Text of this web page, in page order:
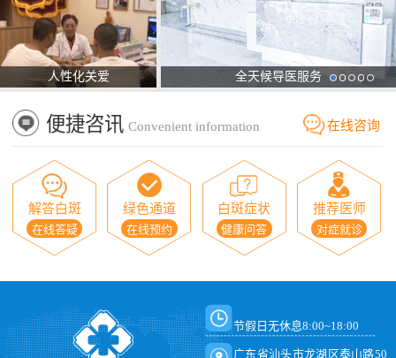
人性化关爱 全天候导医服务
便捷咨讯 Convenient information 在线咨询
解答白斑
在线答疑
绿色通道
在线预约
白斑症状
健康问答
推荐医师
对症就诊
节假日无休息8:00~18:00
广东省汕头市龙湖区泰山路50